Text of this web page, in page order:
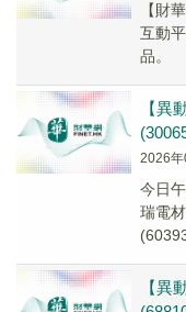
【財
互動
品。
【異
2026
今日
瑞電
【異